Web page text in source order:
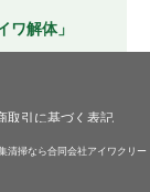
ワ解体」
取引に基づく表記
清掃なら合同会社アイワクリー